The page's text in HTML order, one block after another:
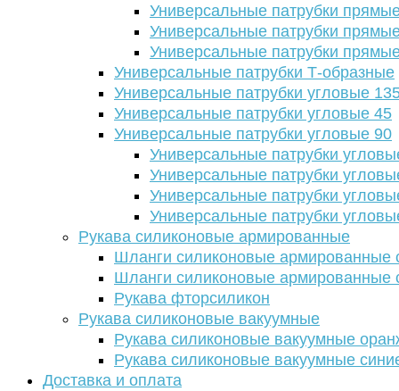
Универсальные патрубки
Универсальные патрубки
Универсальные патрубки
Универсальные патрубки Т-образные
Универсальные патрубки угловые
Универсальные патрубки угловые 45
Универсальные патрубки угловые 90
Универсальные патрубки
Универсальные патрубки
Универсальные патрубки
Универсальные патрубки
Рукава силиконовые армированные
Шланги силиконовые армированные
Шланги силиконовые армированные
Рукава фторсиликон
Рукава силиконовые вакуумные
Рукава силиконовые вакуумные
Рукава силиконовые вакуумные
Доставка и оплата